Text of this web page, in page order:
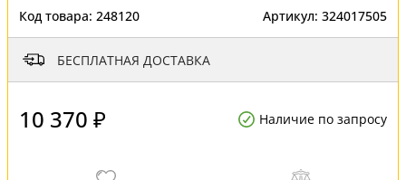
Код товара: 248120 Артикул: 324017505
БЕСПЛАТНАЯ ДОСТАВКА
10 370 ₽ Наличие по запросу